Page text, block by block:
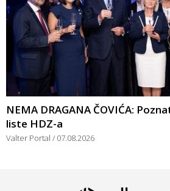
NEMA DRAGANA ČOVIĆA:
liste HDZ-a
Valter Portal 07.08.2026